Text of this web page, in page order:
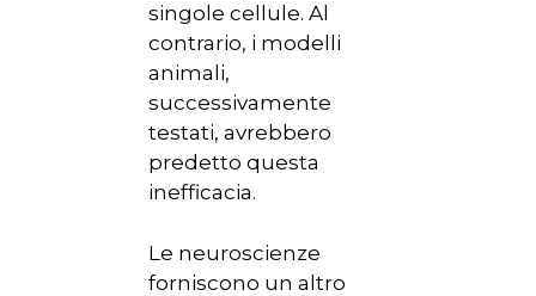
singole cellule. Al
contrario, i modelli
animali,
successivamente
testati, avrebbero
predetto questa
inefficacia.
Le neuroscienze
forniscono un altro